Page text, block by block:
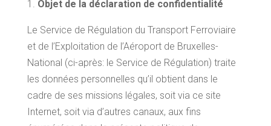
Objet de la déclaration de confidentialité
Le Service de Régulation du Transport Ferroviaire
et de l’Exploitation de l’Aéroport de Bruxelles-
National (ci-après: le Service de Régulation) traite
les données personnelles qu’il obtient dans le
cadre de ses missions légales, soit via ce site
Internet, soit via d’autres canaux, aux fins